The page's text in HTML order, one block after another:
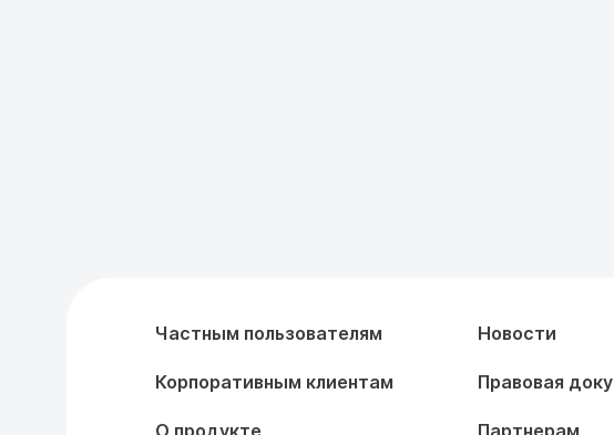
Частным пользователям
Корпоративным клиентам
Новости
Правовая